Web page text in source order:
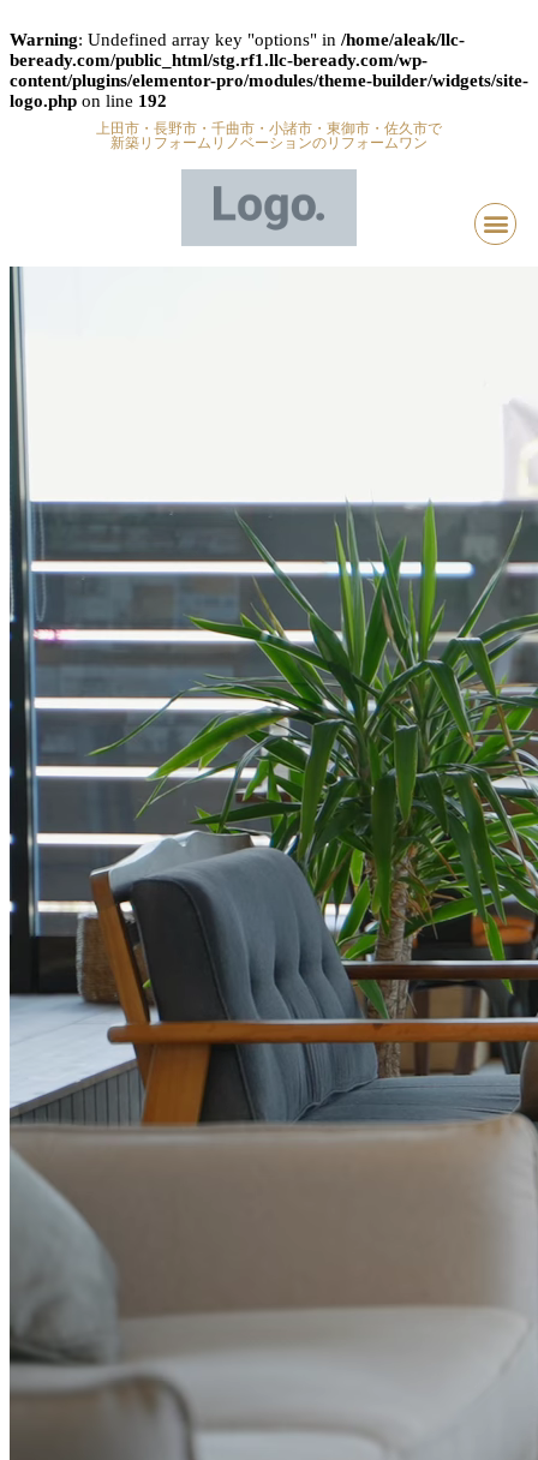
Warning: Undefined array key "options" in /home/aleak/llc-
beready.com/public_html/stg.rf1.llc-beready.com/wp-
content/plugins/elementor-pro/modules/theme-builder/widgets/site-
logo.php on line 192
上田市・長野市・千曲市・小諸市・東御市・佐久市で
新築リフォームリノベーションのリフォームワン